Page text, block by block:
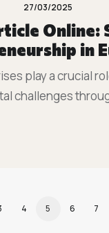
27/03/2025
Online:
in
play a crucial
challenges
4 5 6 7